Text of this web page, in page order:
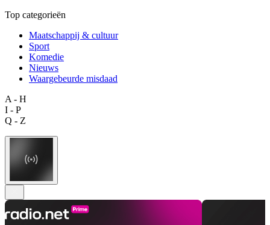
Top categorieën
Maatschappij & cultuur
Sport
Komedie
Nieuws
Waargebeurde misdaad
A - H
I - P
Q - Z